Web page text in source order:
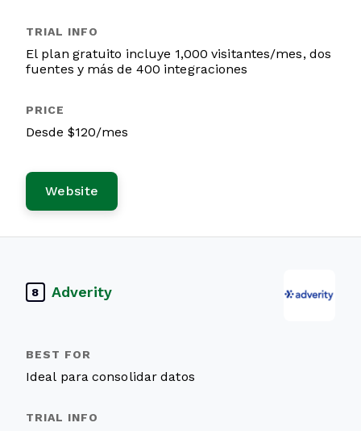
El plan gratuito incluye 1,000 visitantes/mes, dos
fuentes y más de 400 integraciones
Desde $120/mes
Website
8 Adverity
Ideal para consolidar datos